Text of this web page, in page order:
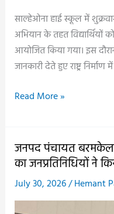
दादरपाली,
साल्हेओना
और
धोबनीपाली
के
किसानों
लाभ..
साल्हेओना हाई स्कूल में
अभियान के तहत
आयोजित किया गया। इस
जानकारी देते हुए राष्ट्र
साल्हेओना
में
‘MY
अभियान
Read More »
जनपद पंचायत
का जनप्रतिनिधियों ने
July 30, 2026/Hemant